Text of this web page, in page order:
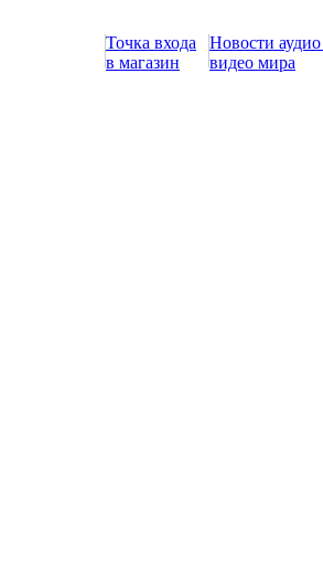
Точка входа
в магазин
Новости
видео мира